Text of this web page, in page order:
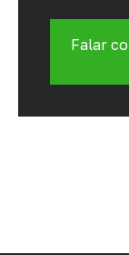
Falar